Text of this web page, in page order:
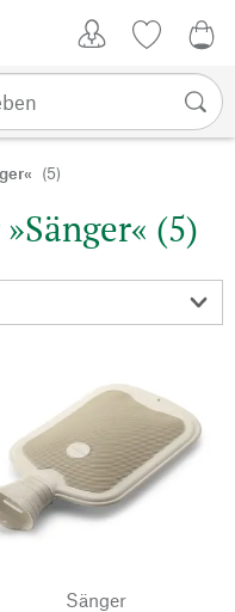
(5)
(5)
Sänger